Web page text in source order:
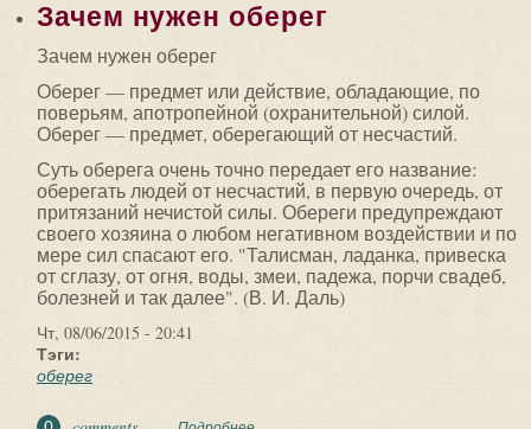
Зачем нужен оберег
Зачем нужен оберег
Оберег — предмет или действие, обладающие, по
поверьям, апотропейной (охранительной) силой.
Оберег — предмет, оберегающий от несчастий.
Суть оберега очень точно передает его название:
оберегать людей от несчастий, в первую очередь, от
притязаний нечистой силы. Обереги предупреждают
своего хозяина о любом негативном воздействии и по
мере сил спасают его. "Талисман, ладанка, привеска
от сглазу, от огня, воды, змеи, падежа, порчи свадеб,
болезней и так далее". (В. И. Даль)
Чт, 08/06/2015 - 20:41
Тэги:
оберег